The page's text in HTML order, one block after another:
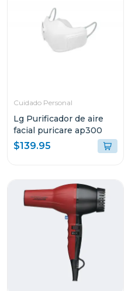
Cuidado Personal
Lg Purificador de aire
facial puricare ap300
$139.95